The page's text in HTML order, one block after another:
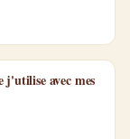
j'utilise avec mes